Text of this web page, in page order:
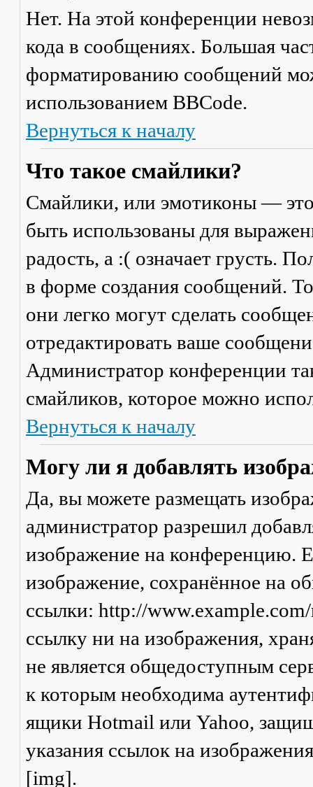
Нет. На этой конференции
кода в сообщениях. Большая
форматированию сообщений
использованием BBCode.
Вернуться к началу
Что такое смайлики?
Смайлики, или эмотиконы —
быть использованы для
радость, а :( означает грусть.
в форме создания сообщений.
они легко могут сделать
отредактировать ваше
Администратор конференции
смайликов, которое можно
Вернуться к началу
Могу ли я добавлять
Да, вы можете размещать
администратор разрешил
изображение на конференцию.
изображение, сохранённое на
ссылки: http://
ссылку ни на изображения,
не является общедоступным
к которым необходима
ящики Hotmail или Yahoo,
указания ссылок на
[img].